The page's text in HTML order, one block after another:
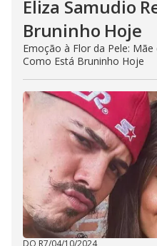
Eliza Samudio
Bruninho Hoje
Emoção à Flor da Pele: Mãe
Como Está Bruninho Hoje
DO R7/04/10/2024